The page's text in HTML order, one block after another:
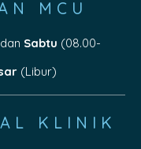
MCU
Sabtu (08.00-
(Libur)
KLINIK